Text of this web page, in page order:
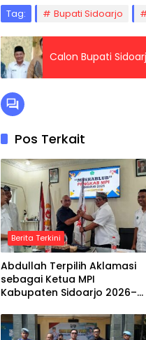
Tag: Bupati Sidoarjo
Calon Bupati
Pos Terkait
Berita Terkini
Abdullah Terpilih Aklamasi
sebagai Ketua MPI
Kabupaten Sidoarjo 2026–